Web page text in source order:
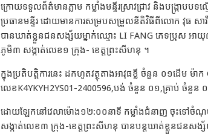
ក្រោយទទួលព័ត៌មានភ្លាម កម្លាំងមន្ទីរស្រាវជ្រាវ និងបង្ក្រ
ប្រធានមន្ទីរ ដោយមានការសម្របសម្រួលនីតិវិធីពីលោក វុធ សាវី
បានឃាត់ខ្លួនជនសង្ស័យម្នាក់ឈ្មោះ LI FANG ភេទប្រុស អា
ភូមិ៣ សង្កាត់លេខ១ ក្រុង- ខេត្តព្រះសីហនុ ។
ក្នុងប្រតិបត្តិការនេះ ដកហូតវត្ថុតាងអាវុធខ្លី ចំនួន ០១ដើម ម៉ាក
លេខK4YKYH2YS01-2400596,បង់ ចំនួន ០១,គ្រាប់ ចំនួន
ដោយឡែកនៅវេលាម៉ោង១២:០០នាទី កម្លាំងជំនាញ ចុះទៅចំណុច
សង្កាត់លេខ៣ ក្រុង-ខេត្តព្រះសីហនុ បានបន្តឃាត់ខ្លួនជនសង្